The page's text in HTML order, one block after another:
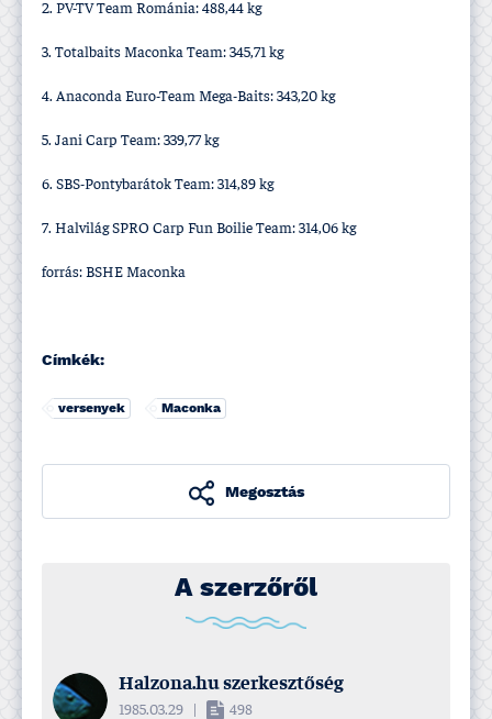
2. PV-TV Team Románia: 488,44 kg
3. Totalbaits Maconka Team: 345,71 kg
4. Anaconda Euro-Team Mega-Baits: 343,20 kg
5. Jani Carp Team: 339,77 kg
6. SBS-Pontybarátok Team: 314,89 kg
7. Halvilág SPRO Carp Fun Boilie Team: 314,06 kg
forrás: BSHE Maconka
Címkék:
versenyek Maconka
Megosztás
A szerzőről
Halzona.hu szerkesztőség
1985.03.29 498